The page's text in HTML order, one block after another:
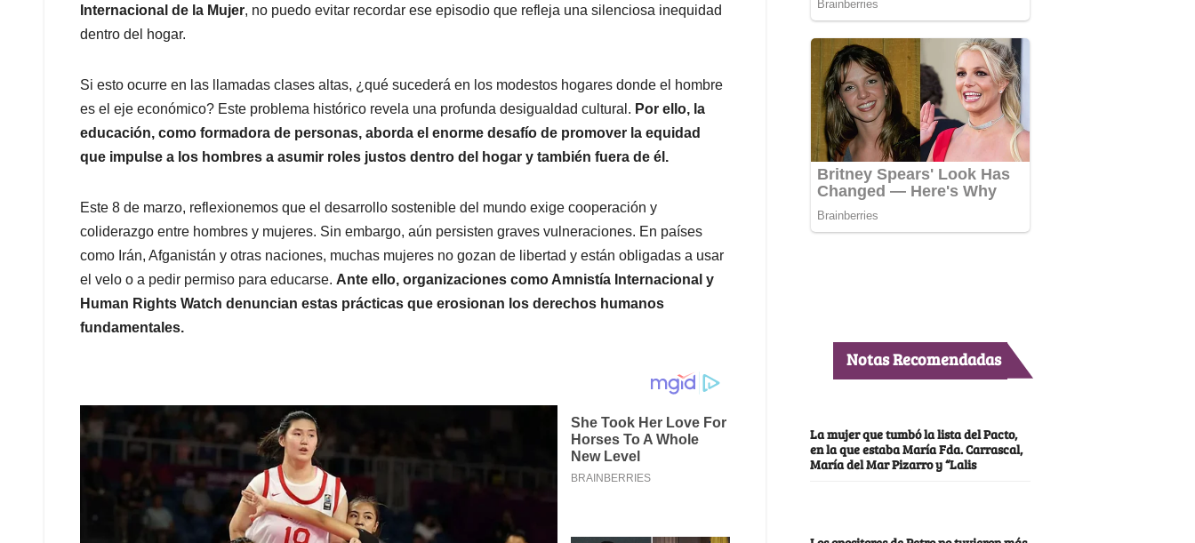
Internacional de la Mujer, no puedo evitar recordar ese episodio que refleja una silenciosa inequidad
dentro del hogar.
Si esto ocurre en las llamadas clases altas, ¿qué sucederá en los modestos hogares donde el hombre
es el eje económico? Este problema histórico revela una profunda desigualdad cultural. Por ello, la
educación, como formadora de personas, aborda el enorme desafío de promover la equidad
que impulse a los hombres a asumir roles justos dentro del hogar y también fuera de él.
Este 8 de marzo, reflexionemos que el desarrollo sostenible del mundo exige cooperación y
coliderazgo entre hombres y mujeres. Sin embargo, aún persisten graves vulneraciones. En países
como Irán, Afganistán y otras naciones, muchas mujeres no gozan de libertad y están obligadas a usar
el velo o a pedir permiso para educarse. Ante ello, organizaciones como Amnistía Internacional y
Human Rights Watch denuncian estas prácticas que erosionan los derechos humanos
fundamentales.
Notas Recomendadas
La mujer que tumbó la lista del Pacto,
en la que estaba María Fda. Carrascal,
María del Mar Pizarro y “Lalis